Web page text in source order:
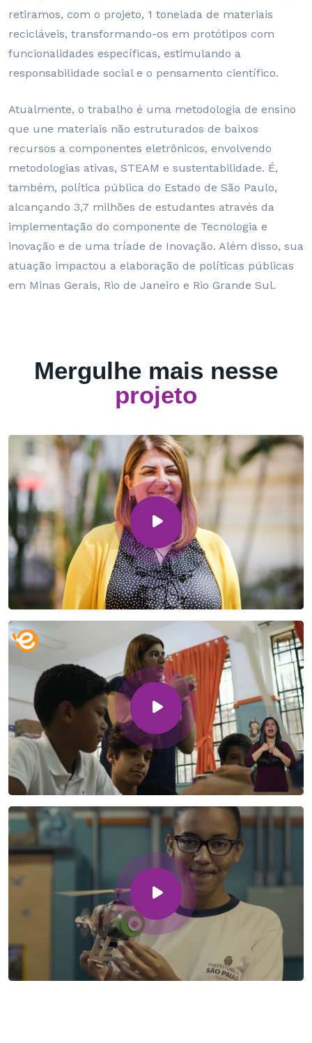
retiramos, com o projeto, 1 tonelada de materiais
recicláveis, transformando-os em protótipos com
funcionalidades específicas, estimulando a
responsabilidade social e o pensamento científico.
Atualmente, o trabalho é uma metodologia de ensino
que une materiais não estruturados de baixos
recursos a componentes eletrônicos, envolvendo
metodologias ativas, STEAM e sustentabilidade. É,
também, política pública do Estado de São Paulo,
alcançando 3,7 milhões de estudantes através da
implementação do componente de Tecnologia e
inovação e de uma tríade de Inovação. Além disso, sua
atuação impactou a elaboração de políticas públicas
em Minas Gerais, Rio de Janeiro e Rio Grande Sul.
Mergulhe mais nesse
projeto